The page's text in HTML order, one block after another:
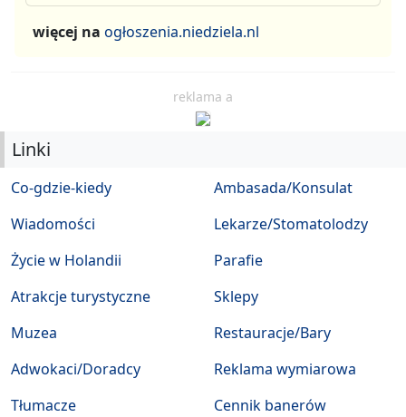
więcej na ogłoszenia.niedziela.nl
reklama a
Linki
Co-gdzie-kiedy
Wiadomości
Życie w Holandii
Atrakcje turystyczne
Muzea
Ambasada/Konsulat
Lekarze/Stomatolodzy
Parafie
Sklepy
Restauracje/Bary
Adwokaci/Doradcy
Tłumacze
Reklama wymiarowa
Cennik banerów